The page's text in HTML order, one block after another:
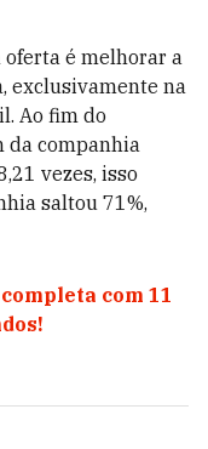
oferta é melhorar a
exclusivamente na
Ao fim do
da companhia
vezes, isso
saltou 71%,
com 11